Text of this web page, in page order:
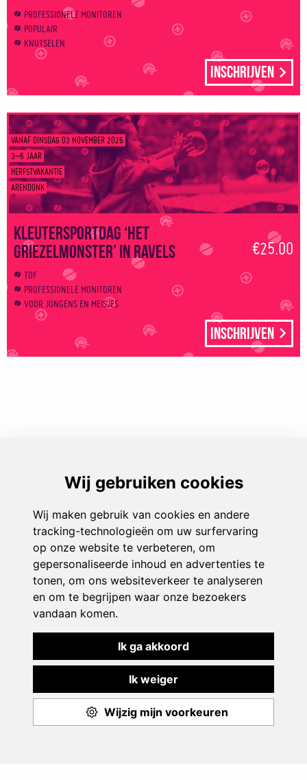
PROFESSIONELE MONITOREN
POPULAIR
KNUTSELEN
Inschrijven
VANAF DINSDAG 03 NOVEMBER 2026
3–6 JAAR
HERFSTVAKANTIE
ARENDONK
Kleutersportdag ‘Het
griezelmonster’ in Ravels
€25.00
TOF
PROFESSIONELE MONITOREN
VOOR JONGENS EN MEISJES
Inschrijven
Aanbod
Events
Monitoren
Over ons